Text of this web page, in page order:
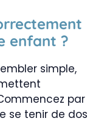
enfant ?
simple,
par
se tenir de dos